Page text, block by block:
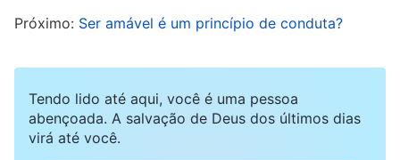
de ouvir as palavras do líder, comecei a refletir:
vezes, mas nunca dissequei a natureza de seus
problemas, apenas os mencionei
Próximo: Ser amável é um princípio de conduta?
Tendo lido até aqui, você é uma pessoa
abençoada. A salvação de Deus dos últimos dias
virá até você.